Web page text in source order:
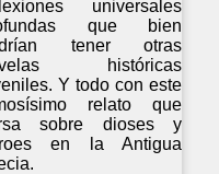
universales
que bien
tener otras
históricas
Y todo con este
relato que
sobre dioses y
en la Antigua